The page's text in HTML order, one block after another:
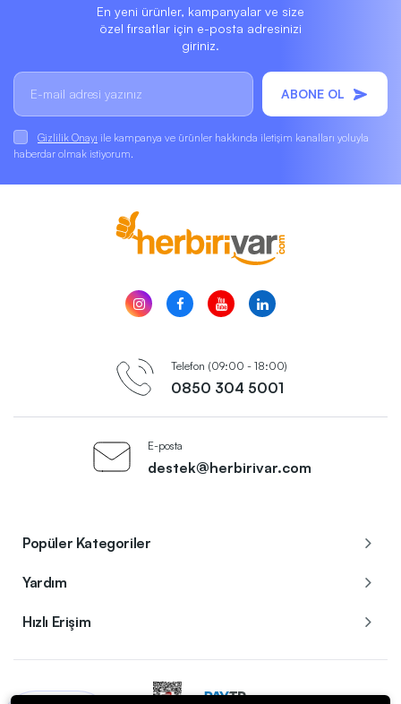
En yeni ürünler, kampanyalar ve size
özel fırsatlar için e-posta adresinizi
giriniz.
ABONE OL
Gizlilik Onayı ile kampanya ve ürünler hakkında iletişim kanalları yoluyla
haberdar olmak istiyorum.
Telefon (09:00 - 18:00)
0850 304 5001
E-posta
destek@herbirivar.com
Popüler Kategoriler
Yardım
Hızlı Erişim